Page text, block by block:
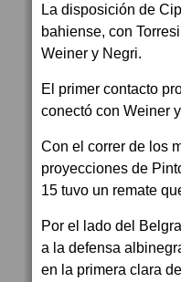
La disposición de
bahiense, con
Weiner y Negri.
El primer contacto
conectó con Weiner
Con el correr de los
proyecciones de
15 tuvo un remate
Por el lado del
a la defensa
en la primera clara